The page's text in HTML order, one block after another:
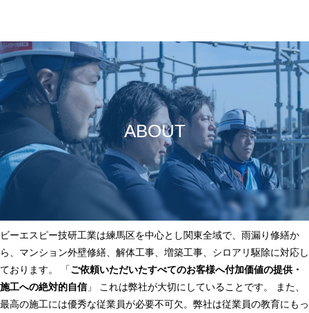
ABOUT
ビーエスピー技研工業は練馬区を中心とし関東全域で、雨漏り修繕か
ら、マンション外壁修繕、解体工事、増築工事、シロアリ駆除に対応し
ております。 「ご依頼いただいたすべてのお客様へ付加価値の提供・
施工への絶対的自信」 これは弊社が大切にしていることです。 また、
最高の施工には優秀な従業員が必要不可欠。弊社は従業員の教育にもっ